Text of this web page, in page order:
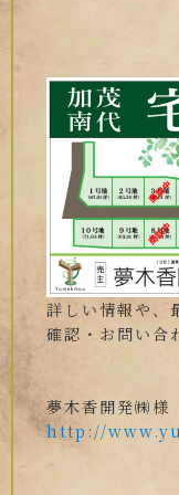
詳しい情報や、
確認・お問い合
夢木香開発㈱様
http://